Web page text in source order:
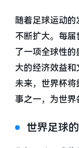
随着足球运动
不断扩大。每
了一项全球性
大的经济效益和
未来，世界杯
事之一，为世界
世界足球